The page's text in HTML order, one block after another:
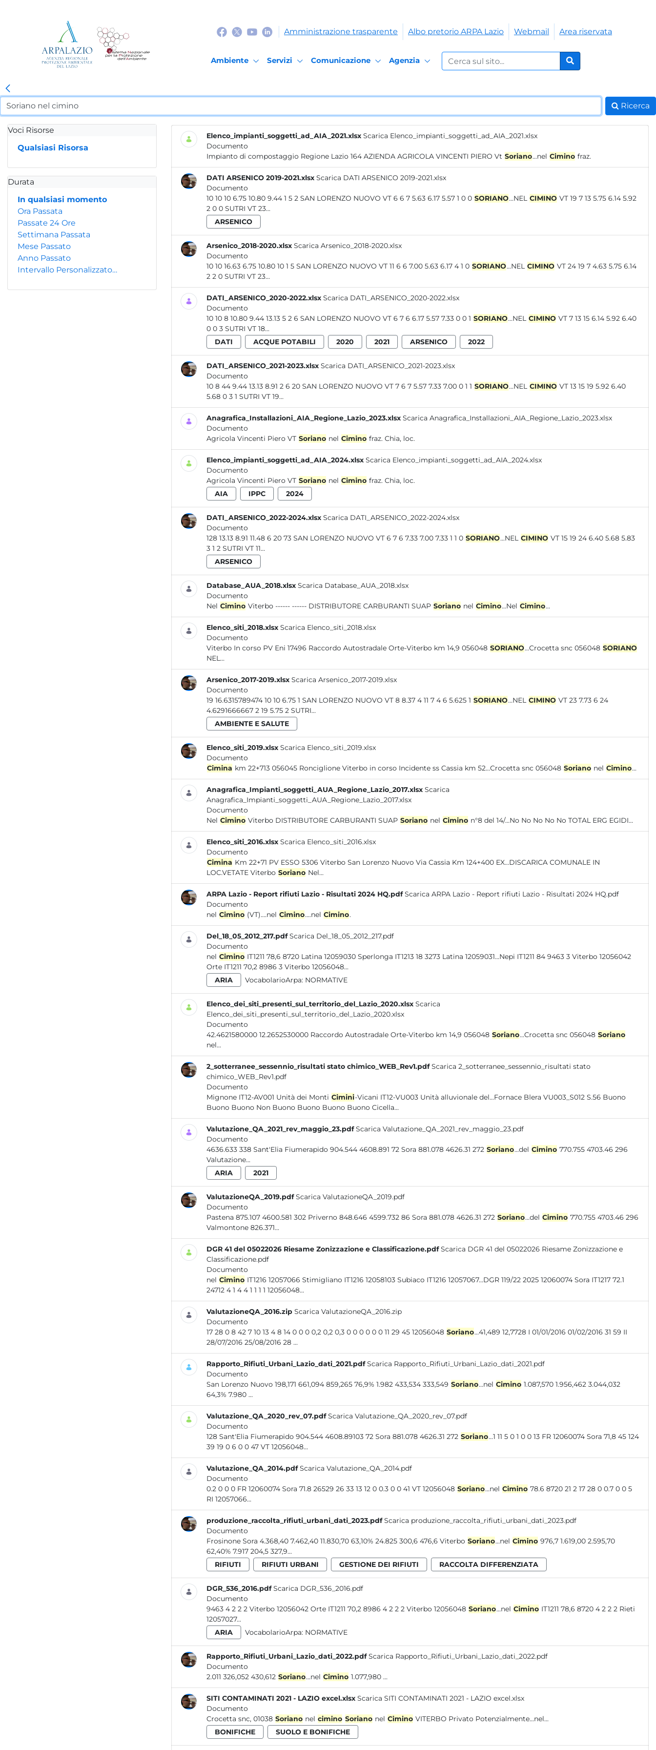
Amministrazione trasparente Albo pretorio ARPA Lazio Webmail Area riservata
Ambiente Servizi Comunicazione Agenzia
Cerca nel sito:
Cerca
Ricerca
Voci Risorse
Qualsiasi Risorsa
Durata
In qualsiasi momento
Ora Passata
Passate 24 Ore
Settimana Passata
Mese Passato
Anno Passato
Intervallo Personalizzato…
Elenco_impianti_soggetti_ad_AIA_2021.xlsx Scarica Elenco_impianti_soggetti_ad_AIA_2021.xlsx
Documento
Impianto di compostaggio Regione Lazio 164 AZIENDA AGRICOLA VINCENTI PIERO Vt Soriano...nel Cimino fraz.
DATI ARSENICO 2019-2021.xlsx Scarica DATI ARSENICO 2019-2021.xlsx
Documento
10 10 10 6.75 10.80 9.44 1 5 2 SAN LORENZO NUOVO VT 6 6 7 5.63 6.17 5.57 1 0 0 SORIANO...NEL CIMINO VT 19 7 13 5.75 6.14 5.92
2 0 0 SUTRI VT 23...
ARSENICO
Arsenico_2018-2020.xlsx Scarica Arsenico_2018-2020.xlsx
Documento
10 10 16.63 6.75 10.80 10 1 5 SAN LORENZO NUOVO VT 11 6 6 7.00 5.63 6.17 4 1 0 SORIANO...NEL CIMINO VT 24 19 7 4.63 5.75 6.14
2 2 0 SUTRI VT 23...
DATI_ARSENICO_2020-2022.xlsx Scarica DATI_ARSENICO_2020-2022.xlsx
Documento
10 10 8 10.80 9.44 13.13 5 2 6 SAN LORENZO NUOVO VT 6 7 6 6.17 5.57 7.33 0 0 1 SORIANO...NEL CIMINO VT 7 13 15 6.14 5.92 6.40
0 0 3 SUTRI VT 18...
DATI
ACQUE POTABILI 2020 2021 ARSENICO 2022
DATI_ARSENICO_2021-2023.xlsx Scarica DATI_ARSENICO_2021-2023.xlsx
Documento
10 8 44 9.44 13.13 8.91 2 6 20 SAN LORENZO NUOVO VT 7 6 7 5.57 7.33 7.00 0 1 1 SORIANO...NEL CIMINO VT 13 15 19 5.92 6.40
5.68 0 3 1 SUTRI VT 19...
Anagrafica_Installazioni_AIA_Regione_Lazio_2023.xlsx Scarica Anagrafica_Installazioni_AIA_Regione_Lazio_2023.xlsx
Documento
Agricola Vincenti Piero VT Soriano nel Cimino fraz. Chia, loc.
Elenco_impianti_soggetti_ad_AIA_2024.xlsx Scarica Elenco_impianti_soggetti_ad_AIA_2024.xlsx
Documento
Agricola Vincenti Piero VT Soriano nel Cimino fraz. Chia, loc.
AIA
IPPC 2024
DATI_ARSENICO_2022-2024.xlsx Scarica DATI_ARSENICO_2022-2024.xlsx
Documento
128 13.13 8.91 11.48 6 20 73 SAN LORENZO NUOVO VT 6 7 6 7.33 7.00 7.33 1 1 0 SORIANO...NEL CIMINO VT 15 19 24 6.40 5.68 5.83
3 1 2 SUTRI VT 11...
ARSENICO
Database_AUA_2018.xlsx Scarica Database_AUA_2018.xlsx
Documento
Nel Cimino Viterbo ------ ------ DISTRIBUTORE CARBURANTI SUAP Soriano nel Cimino...Nel Cimino...
Elenco_siti_2018.xlsx Scarica Elenco_siti_2018.xlsx
Documento
Viterbo In corso PV Eni 17496 Raccordo Autostradale Orte-Viterbo km 14,9 056048 SORIANO...Crocetta snc 056048 SORIANO
NEL...
Arsenico_2017-2019.xlsx Scarica Arsenico_2017-2019.xlsx
Documento
19 16.6315789474 10 10 6.75 1 SAN LORENZO NUOVO VT 8 8.37 4 11 7 4 6 5.625 1 SORIANO...NEL CIMINO VT 23 7.73 6 24
4.6291666667 2 19 5.75 2 SUTRI...
AMBIENTE E SALUTE
Elenco_siti_2019.xlsx Scarica Elenco_siti_2019.xlsx
Documento
Cimina
km 22+713 056045 Ronciglione Viterbo in corso Incidente ss Cassia km 52...Crocetta snc 056048 Soriano nel Cimino...
Anagrafica_Impianti_soggetti_AUA_Regione_Lazio_2017.xlsx Scarica
Anagrafica_Impianti_soggetti_AUA_Regione_Lazio_2017.xlsx
Documento
Nel Cimino Viterbo DISTRIBUTORE CARBURANTI SUAP Soriano nel Cimino n°8 del 14/...No No No No No TOTAL ERG EGIDI...
Elenco_siti_2016.xlsx Scarica Elenco_siti_2016.xlsx
Documento
Cimina Km 22+71 PV ESSO 5306 Viterbo San Lorenzo Nuovo Via Cassia Km 124+400 EX...DISCARICA COMUNALE IN
LOC.VETATE Viterbo Soriano Nel...
ARPA Lazio - Report rifiuti Lazio - Risultati 2024 HQ.pdf Scarica ARPA Lazio - Report rifiuti Lazio - Risultati 2024 HQ.pdf
Documento
nel Cimino (VT)....nel Cimino....nel Cimino.
Del_18_05_2012_217.pdf Scarica Del_18_05_2012_217.pdf
Documento
nel Cimino IT1211 78,6 8720 Latina 12059030 Sperlonga IT1213 18 3273 Latina 12059031...Nepi IT1211 84 9463 3 Viterbo 12056042
Orte IT1211 70,2 8986 3 Viterbo 12056048...
ARIA
VocabolarioArpa: NORMATIVE
Elenco_dei_siti_presenti_sul_territorio_del_Lazio_2020.xlsx Scarica
Elenco_dei_siti_presenti_sul_territorio_del_Lazio_2020.xlsx
Documento
42.4621580000 12.2652530000 Raccordo Autostradale Orte-Viterbo km 14,9 056048 Soriano...Crocetta snc 056048 Soriano
nel...
2_sotterranee_sessennio_risultati stato chimico_WEB_Rev1.pdf Scarica 2_sotterranee_sessennio_risultati stato
chimico_WEB_Rev1.pdf
Documento
Mignone IT12-AV001 Unità dei Monti Cimini-Vicani IT12-VU003 Unità alluvionale del...Fornace Blera VU003_S012 S.56 Buono
Buono Buono Non Buono Buono Buono Buono Cicella...
Valutazione_QA_2021_rev_maggio_23.pdf Scarica Valutazione_QA_2021_rev_maggio_23.pdf
Documento
4636.633 338 Sant'Elia Fiumerapido 904.544 4608.891 72 Sora 881.078 4626.31 272 Soriano...del Cimino 770.755 4703.46 296
Valutazione...
ARIA
2021
ValutazioneQA_2019.pdf Scarica ValutazioneQA_2019.pdf
Documento
Pastena 875.107 4600.581 302 Priverno 848.646 4599.732 86 Sora 881.078 4626.31 272 Soriano...del Cimino 770.755 4703.46 296
Valmontone 826.371...
DGR 41 del 05022026 Riesame Zonizzazione e Classificazione.pdf Scarica DGR 41 del 05022026 Riesame Zonizzazione e
Classificazione.pdf
Documento
nel Cimino
24712 4 1 4 4 1 1 1 1 12056048...
ValutazioneQA_2016.zip Scarica ValutazioneQA_2016.zip
Documento
17 28 0 8 42 7 10 13 4 8 14 0 0 0 0,2 0,2 0,3 0 0 0 0 0 0 11 29 45 12056048 Soriano...41,489 12,7728 I 01/01/2016 01/02/2016 31 59 II
28/07/2016 25/08/2016 28 ...
Rapporto_Rifiuti_Urbani_Lazio_dati_2021.pdf Scarica Rapporto_Rifiuti_Urbani_Lazio_dati_2021.pdf
Documento
San Lorenzo Nuovo 198,171 661,094 859,265 76,9% 1.982 433,534 333,549 Soriano...nel Cimino 1.087,570 1.956,462 3.044,032
64,3% 7.980 ...
Valutazione_QA_2020_rev_07.pdf Scarica Valutazione_QA_2020_rev_07.pdf
Documento
128 Sant'Elia Fiumerapido 904.544 4608.89103 72 Sora 881.078 4626.31 272 Soriano...1 11 5 0 1 0 0 13 FR 12060074 Sora 71,8 45 124
39 19 0 6 0 0 47 VT 12056048...
Valutazione_QA_2014.pdf Scarica Valutazione_QA_2014.pdf
Documento
0.2 0 0 0 FR 12060074 Sora 71.8 26529 26 33 13 12 0 0.3 0 0 41 VT 12056048 Soriano...nel Cimino 78.6 8720 21 2 17 28 0 0.7 0 0 5
RI 12057066...
produzione_raccolta_rifiuti_urbani_dati_2023.pdf Scarica produzione_raccolta_rifiuti_urbani_dati_2023.pdf
Documento
Frosinone Sora 4.368,40 7.462,40 11.830,70 63,10% 24.825 300,6 476,6 Viterbo Soriano...nel Cimino 976,7 1.619,00 2.595,70
62,40% 7.917 204,5 327,9...
RIFIUTI
RIFIUTI URBANI GESTIONE DEI RIFIUTI RACCOLTA DIFFERENZIATA
DGR_536_2016.pdf Scarica DGR_536_2016.pdf
Documento
9463 4 2 2 2 Viterbo 12056042 Orte IT1211 70,2 8986 4 2 2 2 Viterbo 12056048 Soriano...nel Cimino IT1211 78,6 8720 4 2 2 2 Rieti
12057027...
ARIA
VocabolarioArpa: NORMATIVE
Rapporto_Rifiuti_Urbani_Lazio_dati_2022.pdf Scarica Rapporto_Rifiuti_Urbani_Lazio_dati_2022.pdf
Documento
2.011 326,052 430,612 Soriano...nel Cimino 1.077,980 ...
SITI CONTAMINATI 2021 - LAZIO excel.xlsx Scarica SITI CONTAMINATI 2021 - LAZIO excel.xlsx
Documento
Crocetta snc, 01038 Soriano nel cimino Soriano nel Cimino VITERBO Privato Potenzialmente...nel...
BONIFICHE
SUOLO E BONIFICHE